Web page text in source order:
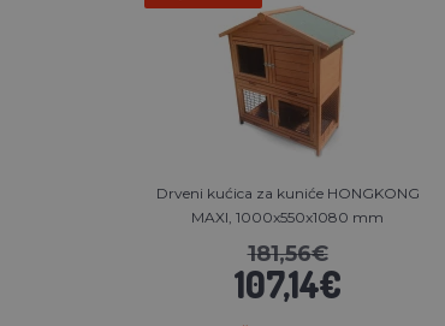
Drveni kućica za kuniće HONGKONG
MAXI, 1000x550x1080 mm
181,56€
107,14€